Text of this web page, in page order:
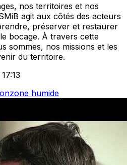
nos territoires et nos
agit aux côtés des acteurs
préserver et restaurer
bocage. À travers cette
sommes, nos missions et les
du territoire.
zone humide